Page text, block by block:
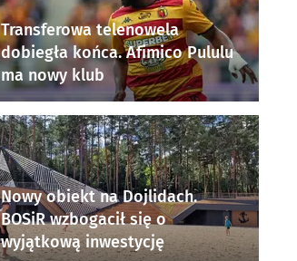
Transferowa telenowela
dobiegła końca. Afimico Pululu
ma nowy klub
Nowy obiekt na Dojlidach.
BOSiR wzbogacił się o
wyjątkową inwestycję